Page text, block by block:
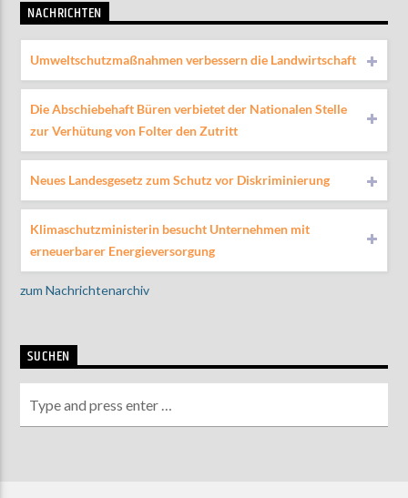
NACHRICHTEN
Umweltschutzmaßnahmen verbessern die Landwirtschaft
Die Abschiebehaft Büren verbietet der Nationalen Stelle
zur Verhütung von Folter den Zutritt
Neues Landesgesetz zum Schutz vor Diskriminierung
Klimaschutzministerin besucht Unternehmen mit
erneuerbarer Energieversorgung
zum Nachrichtenarchiv
SUCHEN